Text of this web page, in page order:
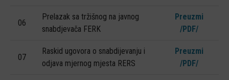
06
Prelazak sa tržišnog na javnog
snabdjevača FERK
Preuzmi
/PDF/
07
Raskid ugovora o snabdijevanju i
odjava mjernog mjesta RERS
Preuzmi
/PDF/